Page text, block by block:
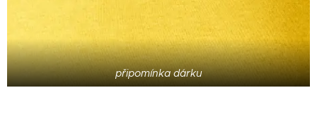
připomínka dárku